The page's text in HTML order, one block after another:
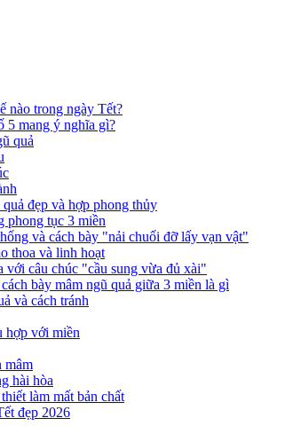
nào trong ngày Tết?
5 mang ý nghĩa gì?
quả
đẹp và hợp phong thủy
phong tục 3 miền
và cách bày "nải chuối đỡ lấy vạn vật"
thoa và linh hoạt
câu chúc "cầu sung vừa đủ xài"
bày mâm ngũ quả giữa 3 miền là gì
và cách tránh
hợp với miền
mâm
hài hòa
làm mất bản chất
đẹp 2026